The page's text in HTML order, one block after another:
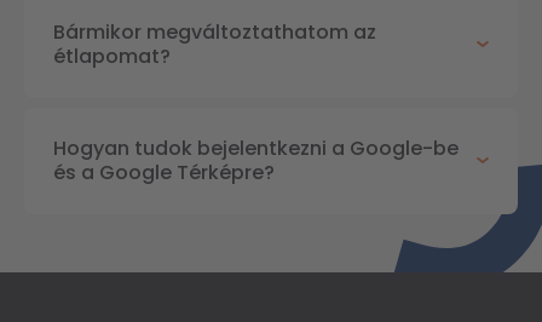
Bármikor megváltoztathatom az
étlapomat?
Hogyan tudok bejelentkezni a Google-be
és a Google Térképre?